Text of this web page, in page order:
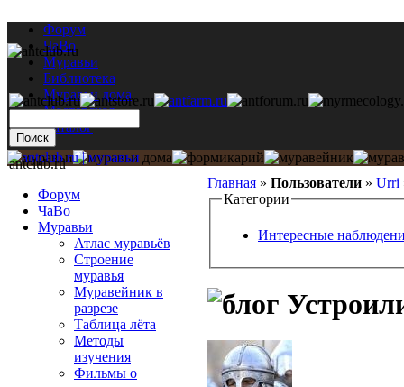
Форум
ЧаВо
Муравьи
Библиотека
Муравьи дома
Мастерская
Каталог
Главная » Пользователи » Urri
Категории
Интересные
antclub.ru
Форум
ЧаВо
Муравьи
Атлас муравьёв
Строение
муравья
Муравейник в
разрезе
Таблица лёта
Методы
изучения
Фильмы о